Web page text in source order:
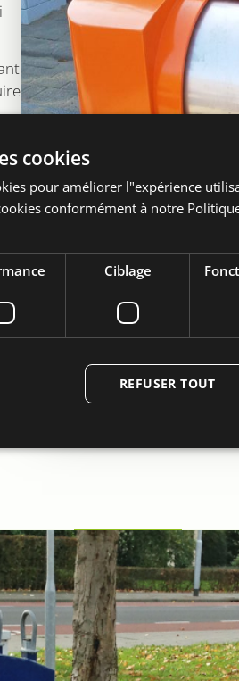
cookies
pour améliorer l"expérience
conformément à notre
Ciblage
REFUSER TOUT
/
Expiration Description
6 mois
Wordt gebruikt om
het gebruik van
6 mois
Deze cookie wordt
gebruiker en
te slaan. Het
bezoeker met